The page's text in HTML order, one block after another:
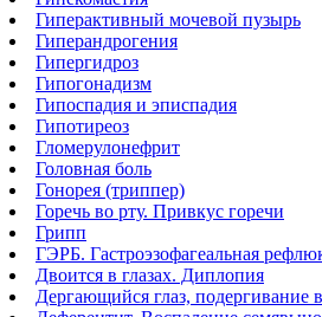
Гиперактивный мочевой пузырь
Гиперандрогения
Гипергидроз
Гипогонадизм
Гипоспадия и эписпадия
Гипотиреоз
Гломерулонефрит
Головная боль
Гонорея (триппер)
Горечь во рту. Привкус горечи
Грипп
ГЭРБ. Гастроэзофагеальная
Двоится в глазах. Диплопия
Дергающийся глаз, подергивание